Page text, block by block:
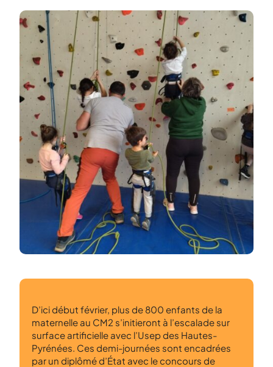
D’ici début février, plus de 800 enfants de la
maternelle au CM2 s’initieront à l’escalade sur
surface artificielle avec l’Usep des Hautes-
Pyrénées. Ces demi-journées sont encadrées
par un diplômé d’État avec le concours de